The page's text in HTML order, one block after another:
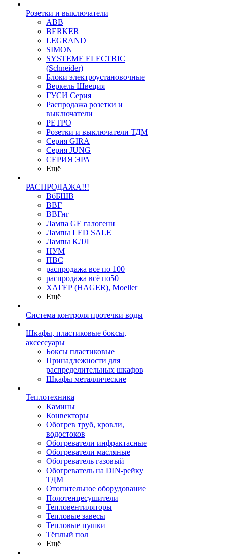
Розетки и выключатели
ABB
BERKER
LEGRAND
SIMON
SYSTEME ELECTRIC
(Schneider)
Блоки электроустановочные
Веркель Швеция
ГУСИ Серия
Распродажа розетки и
выключатели
РЕТРО
Розетки и выключатели ТДМ
Серия GIRA
Серия JUNG
СЕРИЯ ЭРА
Ещё
РАСПРОДАЖА!!!
ВбБШВ
ВВГ
ВВГнг
Лампа GE галогенн
Лампы LED SALE
Лампы КЛЛ
НУМ
ПВС
распродажа все по 100
распродажа всё по50
ХАГЕР (HAGER), Moeller
Ещё
Система контроля протечки воды
Шкафы, пластиковые боксы,
аксессуары
Боксы пластиковые
Принадлежности для
распределительных шкафов
Шкафы металлические
Теплотехника
Камины
Конвекторы
Обогрев труб, кровли,
водостоков
Обогреватели инфрактасные
Обогреватели масляные
Обогреватель газовый
Обогреватель на DIN-рейку
ТДМ
Отопительное оборудование
Полотенцесушители
Тепловентиляторы
Тепловые завесы
Тепловые пушки
Тёплый пол
Ещё